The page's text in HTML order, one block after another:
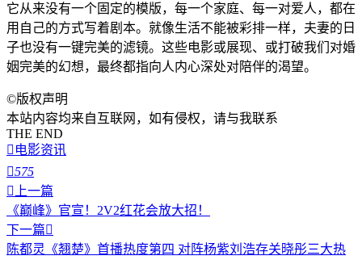
它从来没有一个固定的模版，每一个家庭、每一对爱人，都在
用自己的方式写着剧本。就像生活不能被彩排一样，夫妻的日
子也没有一键完美的滤镜。这些电影或展现、或打破我们对婚
姻完美的幻想，最终都指向人内心深处对陪伴的渴望。
©版权声明
本站内容均来自互联网，如有侵权，请与我联系
THE END
 电影资讯
575
 上一篇
《巅峰》官宣！2V2红花会放大招！
下一篇
陈都灵《翘楚》首播热度第四 对阵杨紫刘浩存关晓彤三大热